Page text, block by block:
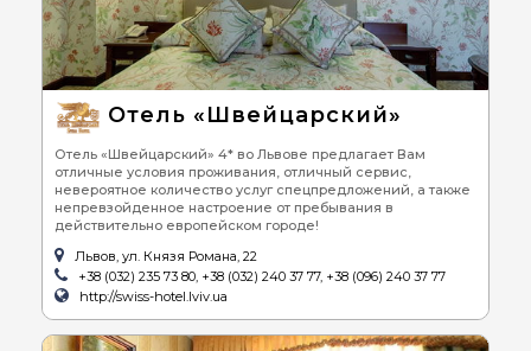
Отель «Швейцарский»
Отель «Швейцарский» 4* во Львове предлагает Вам
отличные условия проживания, отличный сервис,
невероятное количество услуг спецпредложений, а также
непревзойденное настроение от пребывания в
действительно европейском городе!
Львов, ул. Князя Романа, 22
+38 (032) 235 73 80, +38 (032) 240 37 77, +38 (096) 240 37 77
http://swiss-hotel.lviv.ua